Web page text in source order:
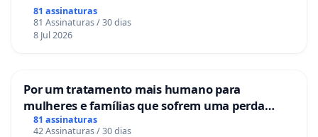
81 assinaturas
81 Assinaturas / 30 dias
8 Jul 2026
Por um tratamento mais humano para
mulheres e famílias que sofrem uma perda
gestacional nos hospitais portugueses
81 assinaturas
42 Assinaturas / 30 dias